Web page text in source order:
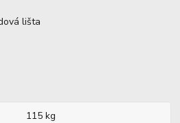
lišta
115 kg